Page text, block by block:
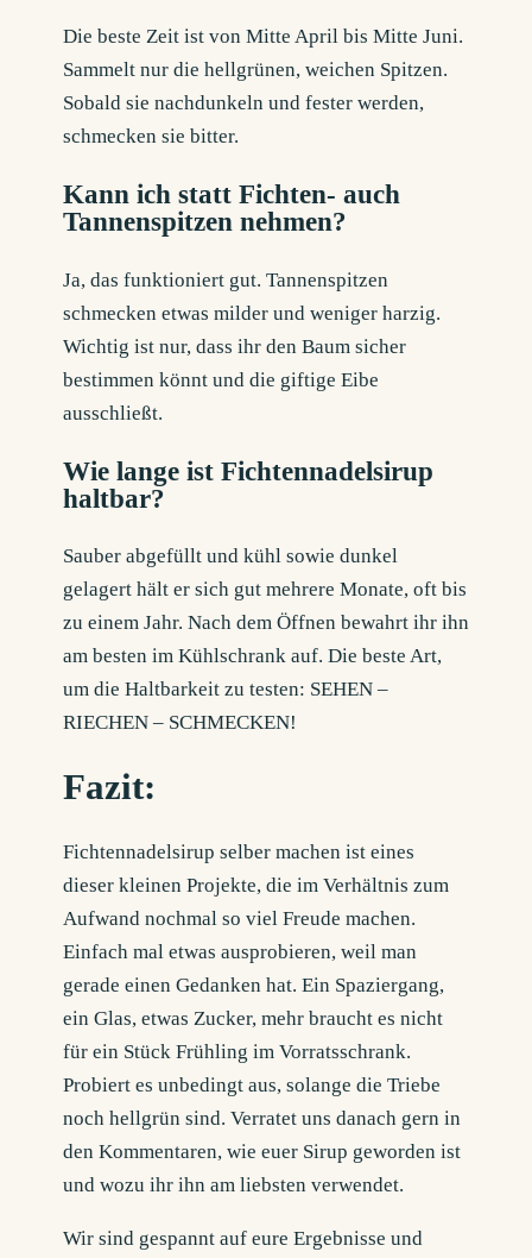
Die beste Zeit ist von Mitte April bis Mitte Juni.
Sammelt nur die hellgrünen, weichen Spitzen.
Sobald sie nachdunkeln und fester werden,
schmecken sie bitter.
Kann ich statt Fichten- auch
Tannenspitzen nehmen?
Ja, das funktioniert gut. Tannenspitzen
schmecken etwas milder und weniger harzig.
Wichtig ist nur, dass ihr den Baum sicher
bestimmen könnt und die giftige Eibe
ausschließt.
Wie lange ist Fichtennadelsirup
haltbar?
Sauber abgefüllt und kühl sowie dunkel
gelagert hält er sich gut mehrere Monate, oft bis
zu einem Jahr. Nach dem Öffnen bewahrt ihr ihn
am besten im Kühlschrank auf. Die beste Art,
um die Haltbarkeit zu testen: SEHEN –
RIECHEN – SCHMECKEN!
Fazit:
Fichtennadelsirup selber machen ist eines
dieser kleinen Projekte, die im Verhältnis zum
Aufwand nochmal so viel Freude machen.
Einfach mal etwas ausprobieren, weil man
gerade einen Gedanken hat. Ein Spaziergang,
ein Glas, etwas Zucker, mehr braucht es nicht
für ein Stück Frühling im Vorratsschrank.
Probiert es unbedingt aus, solange die Triebe
noch hellgrün sind. Verratet uns danach gern in
den Kommentaren, wie euer Sirup geworden ist
und wozu ihr ihn am liebsten verwendet.
Wir sind gespannt auf eure Ergebnisse und